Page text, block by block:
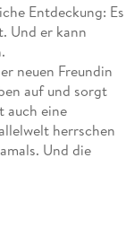
Entdeckung: Es
Und er kann
neuen Freundin
auf und sorgt
auch eine
herrschen
Und die